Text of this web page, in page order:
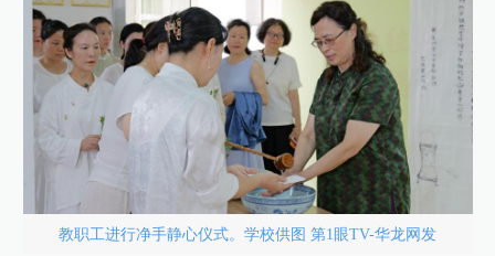
教职工进行净手静心仪式。学校供图 第1眼TV-华龙网发